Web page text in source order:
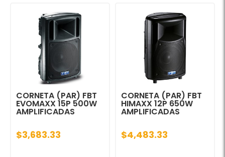
CORNETA (PAR) FBT
EVOMAXX 15P 500W
AMPLIFICADAS
$3,683.33
CORNETA (PAR) FBT
HIMAXX 12P 650W
AMPLIFICADAS
$4,483.33